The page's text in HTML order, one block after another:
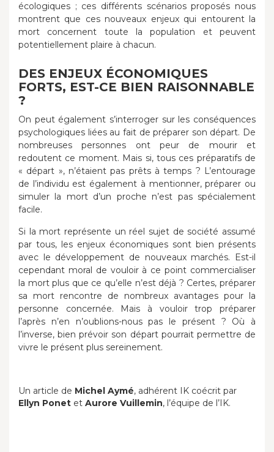
écologiques ; ces différents scénarios proposés nous
montrent que ces nouveaux enjeux qui entourent la
mort concernent toute la population et peuvent
potentiellement plaire à chacun.
DES ENJEUX ÉCONOMIQUES
FORTS, EST-CE BIEN RAISONNABLE
?
On peut également s’interroger sur les conséquences
psychologiques liées au fait de préparer son départ. De
nombreuses personnes ont peur de mourir et
redoutent ce moment. Mais si, tous ces préparatifs de
« départ », n’étaient pas prêts à temps ? L’entourage
de l’individu est également à mentionner, préparer ou
simuler la mort d’un proche n’est pas spécialement
facile.
Si la mort représente un réel sujet de société assumé
par tous, les enjeux économiques sont bien présents
avec le développement de nouveaux marchés. Est-il
cependant moral de vouloir à ce point commercialiser
la mort plus que ce qu’elle n’est déjà ? Certes, préparer
sa mort rencontre de nombreux avantages pour la
personne concernée. Mais à vouloir trop préparer
l’après n’en n’oublions-nous pas le présent ? Où à
l’inverse, bien prévoir son départ pourrait permettre de
vivre le présent plus sereinement.
Un article de Michel Aymé, adhérent IK coécrit par
Ellyn Ponet et Aurore Vuillemin, l’équipe de l’IK.